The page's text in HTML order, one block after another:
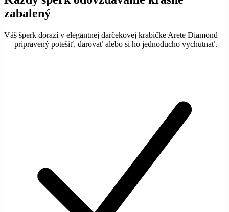
zabalený
Váš šperk dorazí v elegantnej darčekovej krabičke Arete Diamond
— pripravený potešiť, darovať alebo si ho jednoducho vychutnať.